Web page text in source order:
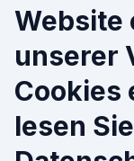
Website
unserer
Cookies
lesen